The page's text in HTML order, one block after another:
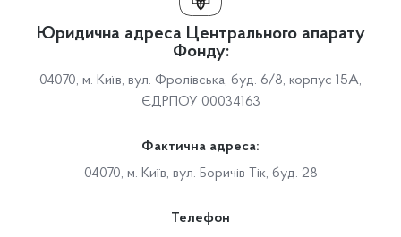
Юридична адреса Центрального апарату
Фонду:
04070, м. Київ, вул. Фролівська, буд. 6/8, корпус 15А,
ЄДРПОУ 00034163
Фактична адреса:
04070, м. Київ, вул. Боричів Тік, буд. 28
Телефон